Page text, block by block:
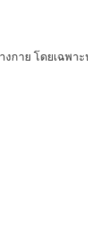
งกาย โดยเฉพา